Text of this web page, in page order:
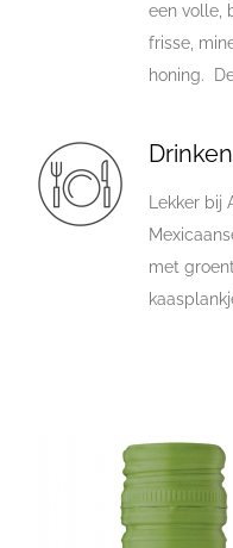
een volle,
frisse,
honing.
Lekker
met